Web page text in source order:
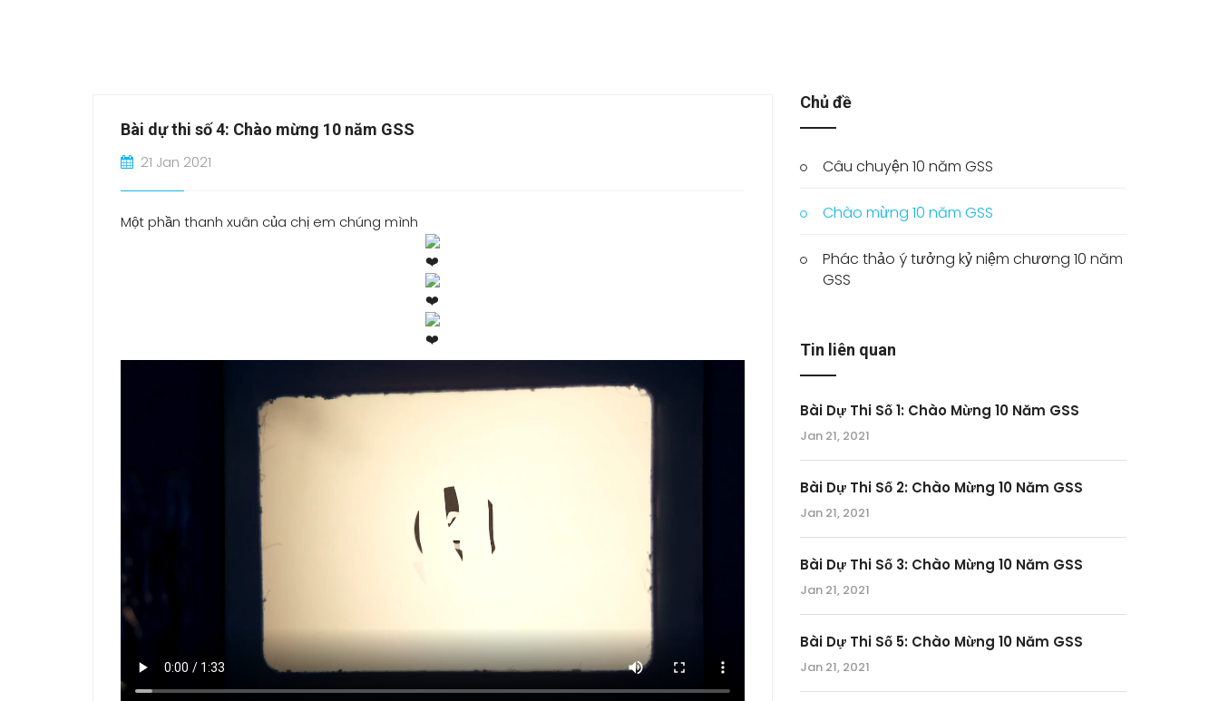
Bài dự thi số 4: Chào mừng 10 năm GSS
21 Jan 2021
Một phần thanh xuân của chị em chúng mình
Chủ đề
Câu chuyện 10 năm GSS
Chào mừng 10 năm GSS
Phác thảo ý tưởng kỷ niệm chương 10 năm
GSS
Tin liên quan
Bài Dự Thi Số 1: Chào Mừng 10 Năm GSS
Jan 21, 2021
Bài Dự Thi Số 2: Chào Mừng 10 Năm GSS
Jan 21, 2021
Bài Dự Thi Số 3: Chào Mừng 10 Năm GSS
Jan 21, 2021
Bài Dự Thi Số 5: Chào Mừng 10 Năm GSS
Jan 21, 2021